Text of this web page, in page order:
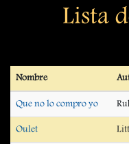
Lista
Nombre
Que no lo compro yo
Oulet